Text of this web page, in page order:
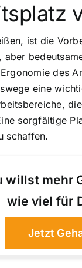
ist die
eine
sorgfältige
schaffen.
willst mehr
wie viel für
Jetzt